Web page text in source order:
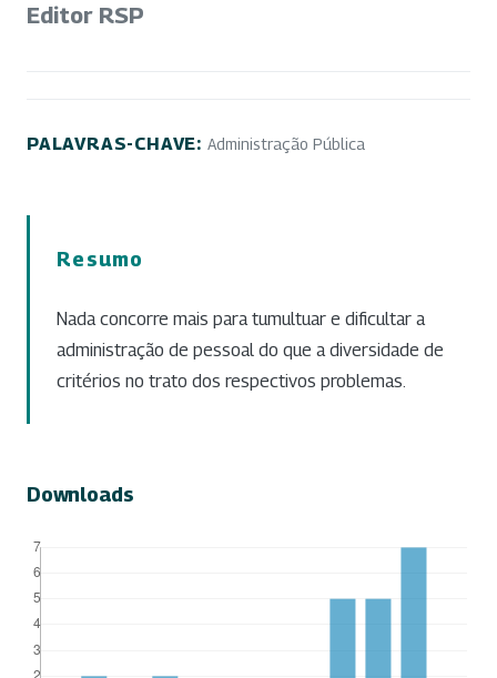
Editor RSP
PALAVRAS-CHAVE: Administração Pública
Resumo
Nada concorre mais para tumultuar e dificultar a
administração de pessoal do que a diversidade de
critérios no trato dos respectivos problemas.
Downloads